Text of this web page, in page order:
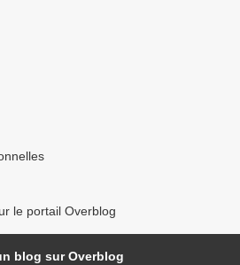
le portail Overblog
blog sur Overblog